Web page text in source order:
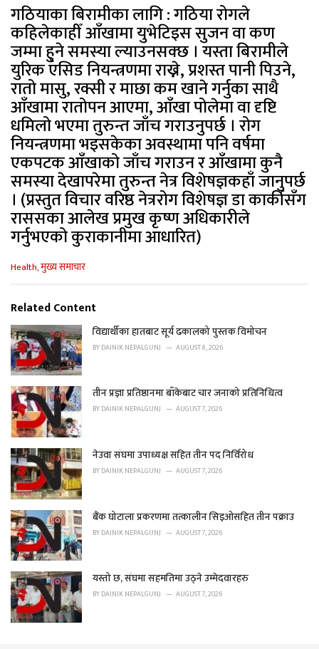
गठियाका बिरामीका लागि : गठिया रोगले
कहिलेकाहीँ आँखामा युभेटिइस सुजन वा कण
जम्मा हु्ने समस्या ल्याउनसक्छ । यस्ता बिरामीले
युरिक एसिड नियन्त्रणमा राख्ने, प्रशस्त पानी पिउने,
रातो मासु, रक्सी र माछा कम खाने गर्नुका साथै
आँखामा रातोपन आएमा, आँखा पोलेमा वा दृष्टि
धमिलो भएमा तुरुन्त जाँच गराउनुपर्छ । रोग
नियन्त्रणमा भइसकेका अवस्थामा पनि वर्षमा
एकपटक आँखाको जाँच गराउन र आँखामा कुनै
समस्या देखापरेमा तुरुन्त नेत्र विशेषज्ञकहाँ जानुपर्छ
। (प्रस्तुत विचार वरिष्ठ नेत्ररोग विशेषज्ञ डा कार्कीसँग
राससका आलेख प्रमुख कृष्ण अधिकारीले
गर्नुभएको कुराकानीमा आधारित)
C
e
o
r
i
e
:
Health,मुख्य समाचार
Related Content
विद्यार्थीका हातबाट सूर्य ढकालको पुस्तक विमोचन
BYDAINIK NEPALGUNJ AUGUST 8, 2026
तीन प्रज्ञा प्रतिष्ठानमा बाँकेबाट चार जनाको प्रतिनिधित्व
BYDAINIK NEPALGUNJ AUGUST 7, 2026
नेउवा संघमा उपाध्यक्ष सहित तीन पद निर्विरोध
BYDAINIK NEPALGUNJ AUGUST 7, 2026
बैंक घोटाला प्रकरणमा तत्कालीन सिइओसहित तीन पक्राउ
BYDAINIK NEPALGUNJ AUGUST 7, 2026
यस्तो छ, संघमा सहमतिमा उठ्ने उम्मेदवारहरु
BYDAINIK NEPALGUNJ AUGUST 7, 2026